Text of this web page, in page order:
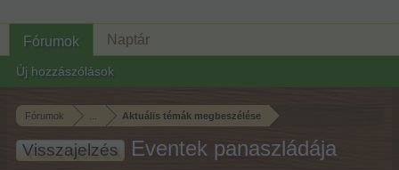
Fórumok Aktuális témák megbeszélése
Visszajelzés Eventek panaszládája
Fórumok
Új hozzászólások
Naptár